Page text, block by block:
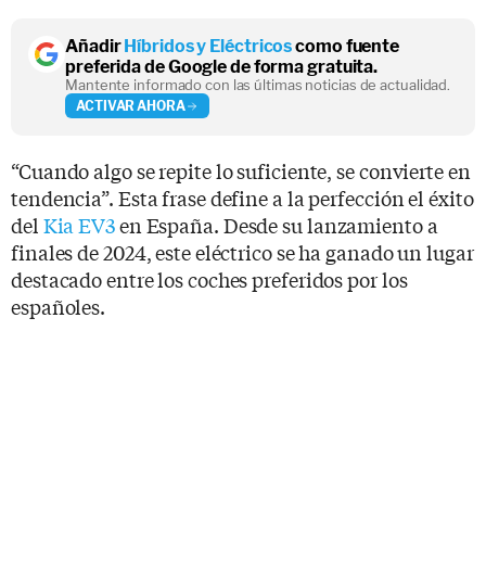
AñadirHíbridos y Eléctricoscomo fuente
preferida de Google de forma gratuita.
Mantente informado con las últimas noticias de actualidad.
ACTIVAR AHORA
“Cuando algo se repite lo suficiente, se convierte en
tendencia”. Esta frase define a la perfección el éxito
del Kia EV3en España. Desde su lanzamiento a
finales de 2024, este eléctrico se ha ganado un lugar
destacado entre los coches preferidos por los
españoles.